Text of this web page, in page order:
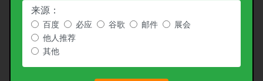
来源：
百度 必应 谷歌 邮件
展会
他人推荐
其他